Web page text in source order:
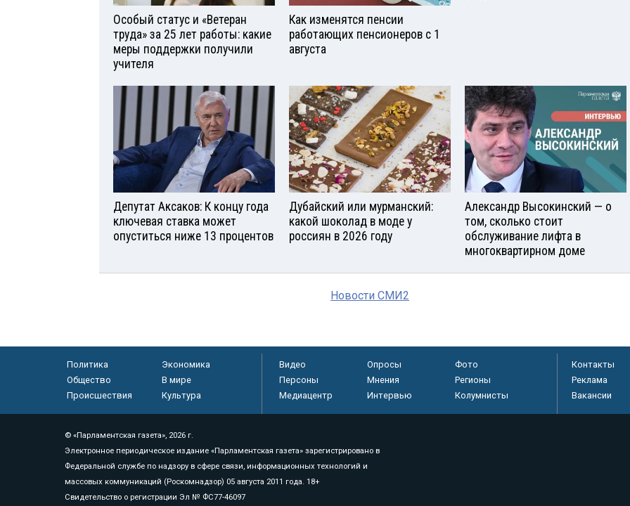
Особый статус и «Ветеран
труда» за 25 лет работы: какие
меры поддержки получили
учителя
Как изменятся пенсии
работающих пенсионеров с 1
августа
Депутат Аксаков: К концу года
ключевая ставка может
опуститься ниже 13 процентов
Дубайский или мурманский:
какой шоколад в моде у
россиян в 2026 году
Александр Высокинский — о
том, сколько стоит
обслуживание лифта в
многоквартирном доме
Новости СМИ2
Политика
Экономика
Общество
В мире
Происшествия
Культура
Видео Опросы
Фото
Персоны
Мнения
Регионы
Медиацентр
Интервью Колумнисты
Контакты
Реклама
Вакансии
© «Парламентская газета», 2026 г.
Электронное периодическое издание «Парламентская газета» зарегистрировано в
Федеральной службе по надзору в сфере связи, информационных технологий и
массовых коммуникаций (Роскомнадзор) 05 августа 2011 года. 18+
Свидетельство о регистрации Эл № ФС77-46097